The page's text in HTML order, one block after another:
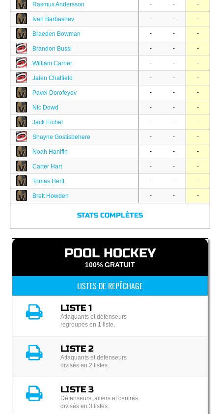
Rasmus Andersson - - -
Ivan Barbashev - - -
Braeden Bowman - - -
Brandon Bussi - - -
William Carrier - - -
Jalen Chatfield - - -
Pavel Dorofeyev - - -
Nic Dowd - - -
Jack Eichel - - -
Shayne Gostisbehere - - -
Noah Hanifin - - -
Carter Hart - - -
Tomas Hertl - - -
Brett Howden - - -
STATS COMPLÈTES
POOL HOCKEY
100% GRATUIT
LISTES DE REPÊCHAGE
LISTE 1
Attaquants et défenseurs
regroupés en 1 liste.
LISTE 2
Attaquants et défenseurs
divisés en 2 listes.
LISTE 3
Défenseurs, ailiers et centres
divisés en 3 listes.